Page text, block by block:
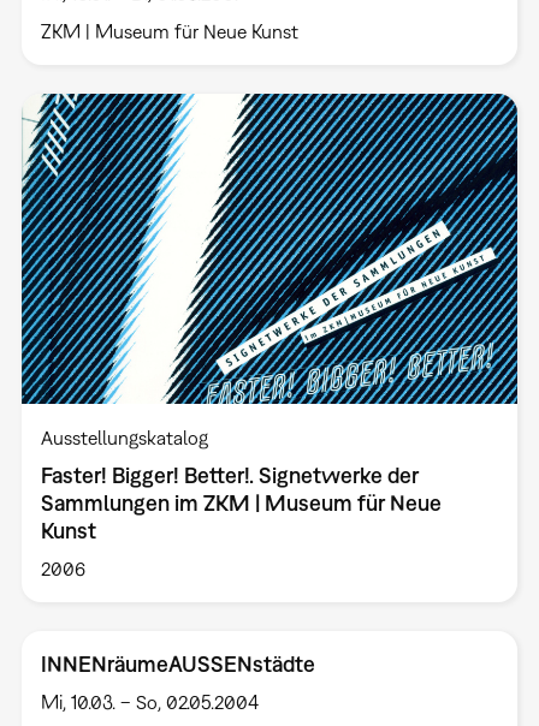
ZKM | Museum für Neue Kunst
Ausstellungskatalog
Faster! Bigger! Better!. Signetwerke der
Sammlungen im ZKM | Museum für Neue
Kunst
2006
INNENräumeAUSSENstädte
Mi, 10.03. – So, 02.05.2004